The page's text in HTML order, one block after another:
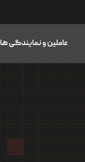
عاملین و نمایندگی ها